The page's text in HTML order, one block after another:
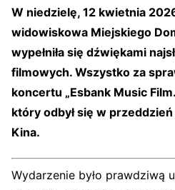
W niedzielę, 12 kwietnia
widowiskowa Miejskiego
wypełniła się dźwiękami
filmowych. Wszystko za
koncertu „Esbank Music
który odbył się w przeddzień
Kina.
Wydarzenie było prawdziwą